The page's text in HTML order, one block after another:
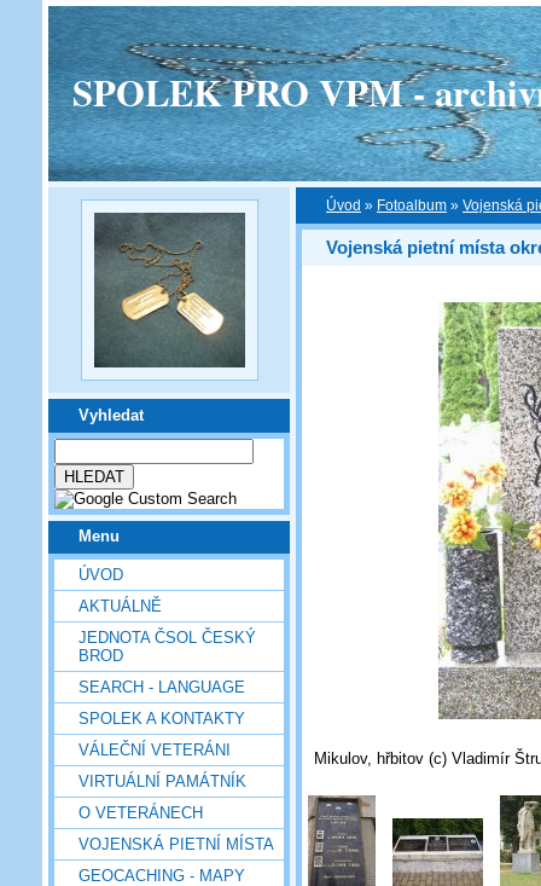
SPOLEK PRO VPM -
Vyhledat
Menu
ÚVOD
AKTUÁLNĚ
JEDNOTA ČSOL ČESKÝ
BROD
SEARCH - LANGUAGE
SPOLEK A KONTAKTY
VÁLEČNÍ VETERÁNI
VIRTUÁLNÍ PAMÁTNÍK
O VETERÁNECH
VOJENSKÁ PIETNÍ MÍSTA
GEOCACHING - MAPY
Úvod » Fotoalbum » Vojenská
Vojenská pietní místa
Mikulov, hřbitov (c) Vladimír